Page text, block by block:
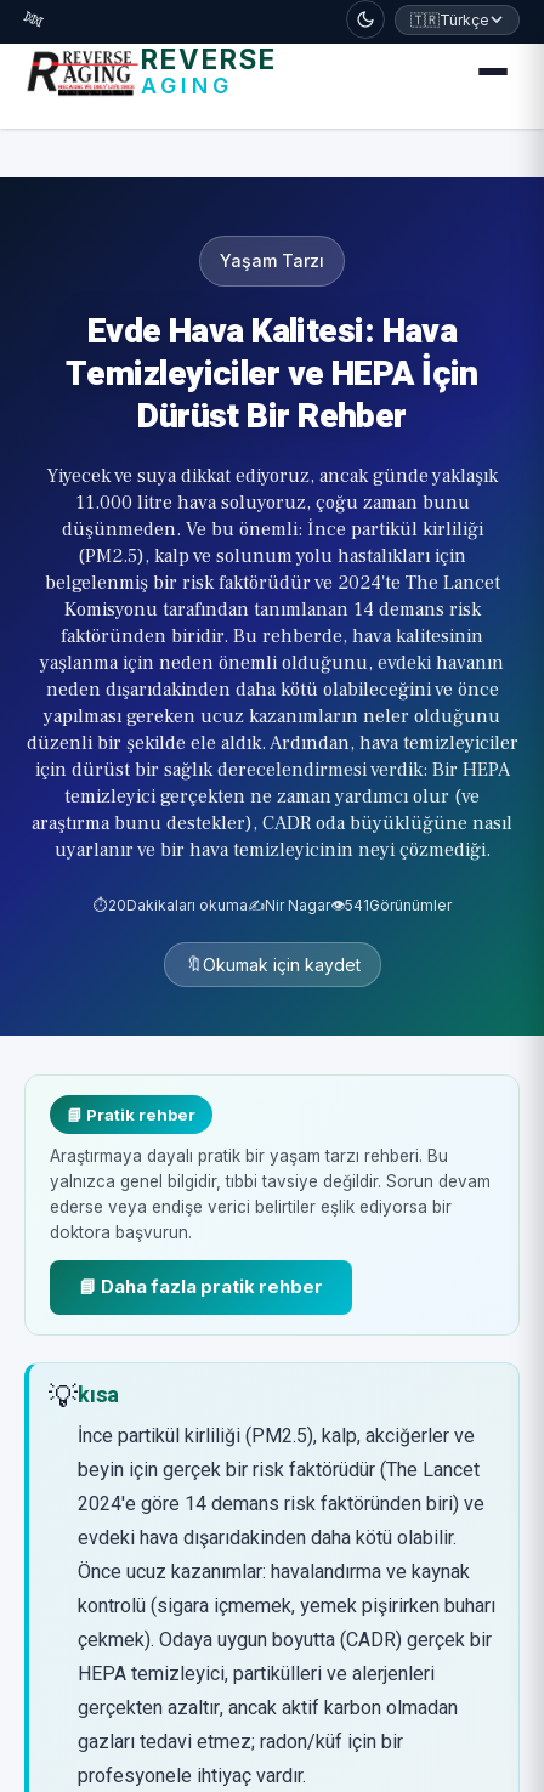
דלג לתוכן הראשי
🧬 🇹🇷Türkçe
REVERSE
AGING
Yaşam Tarzı
Evde Hava Kalitesi: Hava
Temizleyiciler ve HEPA İçin
Dürüst Bir Rehber
Yiyecek ve suya dikkat ediyoruz, ancak günde yaklaşık
11.000 litre hava soluyoruz, çoğu zaman bunu
düşünmeden. Ve bu önemli: İnce partikül kirliliği
(PM2.5), kalp ve solunum yolu hastalıkları için
belgelenmiş bir risk faktörüdür ve 2024'te The Lancet
Komisyonu tarafından tanımlanan 14 demans risk
faktöründen biridir. Bu rehberde, hava kalitesinin
yaşlanma için neden önemli olduğunu, evdeki havanın
neden dışarıdakinden daha kötü olabileceğini ve önce
yapılması gereken ucuz kazanımların neler olduğunu
düzenli bir şekilde ele aldık. Ardından, hava temizleyiciler
için dürüst bir sağlık derecelendirmesi verdik: Bir HEPA
temizleyici gerçekten ne zaman yardımcı olur (ve
araştırma bunu destekler), CADR oda büyüklüğüne nasıl
uyarlanır ve bir hava temizleyicinin neyi çözmediği.
⏱️20Dakikaları okuma✍️Nir Nagar👁️541Görünümler
🔖Okumak için kaydet
📘 Pratik rehber
Araştırmaya dayalı pratik bir yaşam tarzı rehberi. Bu
yalnızca genel bilgidir, tıbbi tavsiye değildir. Sorun devam
ederse veya endişe verici belirtiler eşlik ediyorsa bir
doktora başvurun.
📘 Daha fazla pratik rehber
💡kısa
İnce partikül kirliliği (PM2.5), kalp, akciğerler ve
beyin için gerçek bir risk faktörüdür (The Lancet
2024'e göre 14 demans risk faktöründen biri) ve
evdeki hava dışarıdakinden daha kötü olabilir.
Önce ucuz kazanımlar: havalandırma ve kaynak
kontrolü (sigara içmemek, yemek pişirirken buharı
çekmek). Odaya uygun boyutta (CADR) gerçek bir
HEPA temizleyici, partikülleri ve alerjenleri
gerçekten azaltır, ancak aktif karbon olmadan
gazları tedavi etmez; radon/küf için bir
profesyonele ihtiyaç vardır.